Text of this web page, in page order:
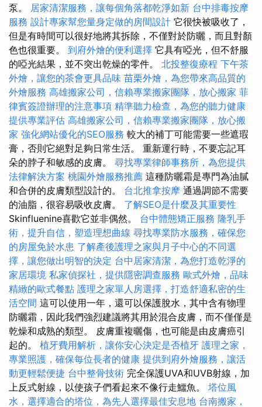
泵。 居家清潔服務，讓每個角落都乾淨如新 台中排毒按摩
服務 設計專家幫您量身定做的房間設計 它很快被吸收了，
但是有時間可以很好地將其拆除，不僅對於防曬，而且對顏
色也很重要。 到府外燴的便利選擇 它具有啞光，但不舒服
的啞光結果，並不突出乾燥的零件。 北投整復療程 下午茶
外燴，讓您的茶會更具品味 苗栗外燴，為您帶來高品質的
外燴服務 高雄搬家公司，信賴專業搬家團隊，放心搬家 菲
律賓簽證辦理的注意事項 精準聽力檢查，為您的聽力健康
提供專業評估 高雄搬家公司，信賴專業搬家團隊，放心搬
家 強化網站優化的SEO服務 較大的補丁可能需要一些遮瑕
膏，否則它絕對足夠日常生活。 重新運行時，不要忘記耳
朵的脖子和敏感的皮膚。 尋找專業律師事務所，為您提供
法律解決方案 桃園外燴服務推薦 這種防曬霜是專門為油膩
和合併的皮膚類型設計的。 台北推拿按摩 通過調節不需要
的油脂，很容易吸收皮膚。 了解SEO是什麼及其重要性
Skinfluenine喜歡它並非偶然。 台中體態矯正服務 隆乳手
術，提升自信，塑造理想曲線 尋找專業防水服務，確保您
的房屋免於水患 了解產後護理之家與月子中心的不同選
擇，讓您做出明智的決定 台中居家清潔，為您打造乾淨的
家居環境 私家偵探社，提供隱密調查服務 歐式外燴，品味
精緻的歐式餐點 護理之家單人房選擇，打造舒適私密的生
活空間 這可以使用一年，還可以保護脫水，其中含有物理
防曬霜，因此我們強烈建議將其用於混合皮膚，而不僅僅是
乾燥和成熟的類型。 皮膚重複曬傷，也可能是由皮膚癌引
起的。 植牙費用解析，讓你安心決定是否植牙 護理之家，
專業照護，確保每位長者的健康 提供到府外燴服務，讓活
動更輕鬆便捷 台中整骨技術 完全保護UVA和UVB射線，加
上反式射線，以使孩子們看起來不像行走鱷魚。 塔位風
水，選擇適合的塔位，為先人選擇最佳安息地 台南搬家，